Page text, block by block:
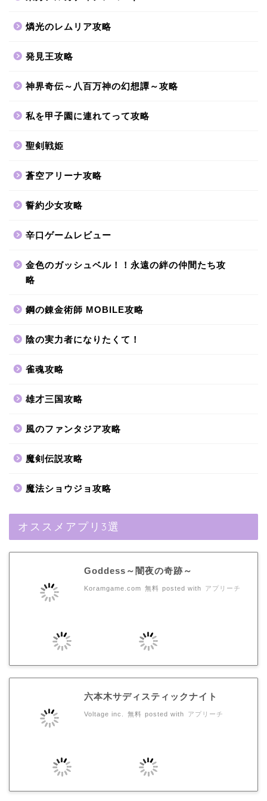
燐光のレムリア攻略
発見王攻略
神界奇伝～八百万神の幻想譚～攻略
私を甲子園に連れてって攻略
聖剣戦姫
蒼空アリーナ攻略
誓約少女攻略
辛口ゲームレビュー
金色のガッシュベル！！永遠の絆の仲間たち攻
略
鋼の錬金術師 MOBILE攻略
陰の実力者になりたくて！
雀魂攻略
雄才三国攻略
風のファンタジア攻略
魔剣伝説攻略
魔法ショウジョ攻略
オススメアプリ3選
Goddess～闇夜の奇跡～
Koramgame.com 無料 posted with アプリーチ
六本木サディスティックナイト
Voltage inc. 無料 posted with アプリーチ